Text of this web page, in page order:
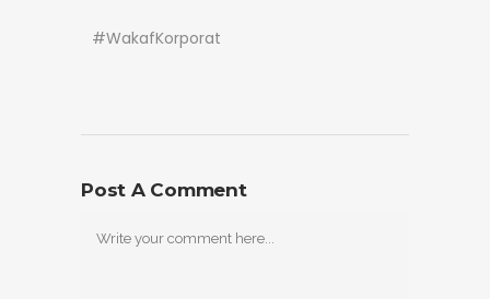
#WakafKorporat
Post A Comment